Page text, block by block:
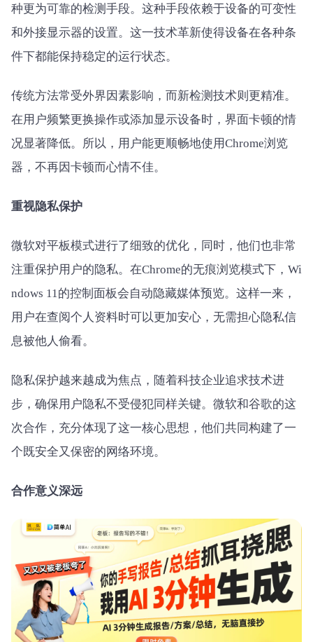
种更为可靠的检测手段。这种手段依赖于设备的可变性
和外接显示器的设置。这一技术革新使得设备在各种条
件下都能保持稳定的运行状态。
传统方法常受外界因素影响，而新检测技术则更精准。
在用户频繁更换操作或添加显示设备时，界面卡顿的情
况显著降低。所以，用户能更顺畅地使用Chrome浏览
器，不再因卡顿而心情不佳。
重视隐私保护
微软对平板模式进行了细致的优化，同时，他们也非常
注重保护用户的隐私。在Chrome的无痕浏览模式下，Wi
ndows 11的控制面板会自动隐藏媒体预览。这样一来，
用户在查阅个人资料时可以更加安心，无需担心隐私信
息被他人偷看。
隐私保护越来越成为焦点，随着科技企业追求技术进
步，确保用户隐私不受侵犯同样关键。微软和谷歌的这
次合作，充分体现了这一核心思想，他们共同构建了一
个既安全又保密的网络环境。
合作意义深远